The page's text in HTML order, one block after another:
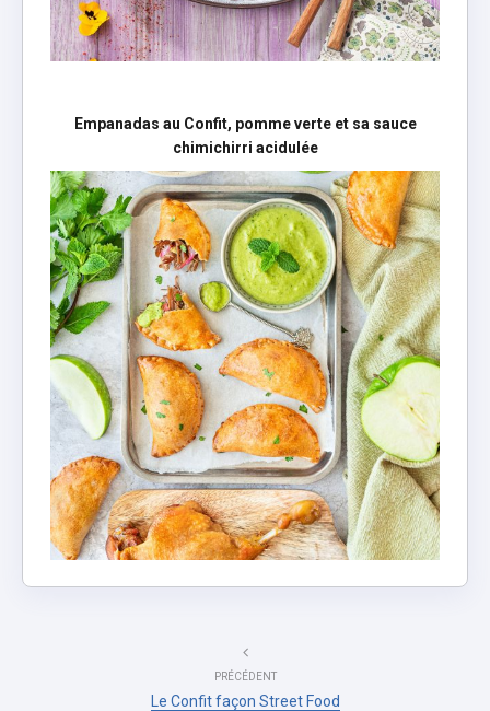
Empanadas au Confit, pomme verte et sa sauce
chimichirri acidulée
PRÉCÉDENT
Le Confit façon Street Food